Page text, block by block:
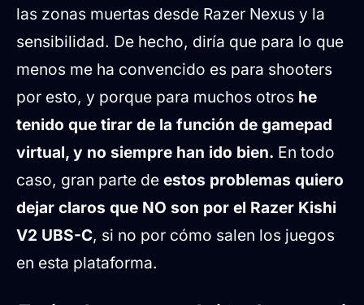
las zonas muertas desde Razer Nexus y la
sensibilidad. De hecho, diría que para lo que
menos me ha convencido es para shooters
por esto, y porque para muchos otros he
tenido que tirar de la función de gamepad
virtual, y no siempre han ido bien. En todo
caso, gran parte de estos problemas quiero
dejar claros que NO son por el Razer Kishi
V2 UBS-C, si no por cómo salen los juegos
en esta plataforma.